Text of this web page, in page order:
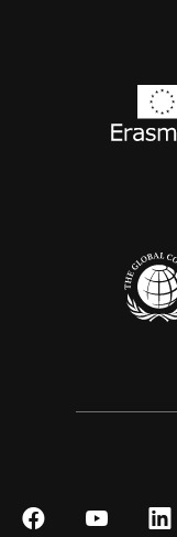
SíguenosSíguenos